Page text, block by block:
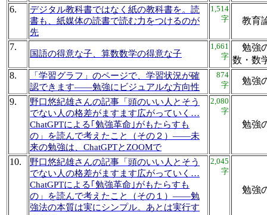
6.
デジタル教科書ではなく紙の教科書を。読
書も、紙媒体の読書で読む力をつけるのが
先
1,514
字
教育
7.
国語の得意な子、算数数学の得意な子
1,661
字
勉強
数・
8.
「学習グラフ」のページで、学習状況が確
認できます――勉強にビジュアルな方向性
874
字
勉強
9.
野口悠紀雄さんの記事「頭のいい人とそう
でない人の格差がますます広がっていく…
ChatGPTによる｢勉強革命｣がもたらすも
の」を読んで考えたこと（その２）――未
来の勉強は、ChatGPTとZOOMで
2,080
字
勉強
10.
野口悠紀雄さんの記事「頭のいい人とそう
でない人の格差がますます広がっていく…
ChatGPTによる｢勉強革命｣がもたらすも
の」を読んで考えたこと（その１）――勉
強法の本質は実にシンプル。あとは実行す
2,045
字
勉強